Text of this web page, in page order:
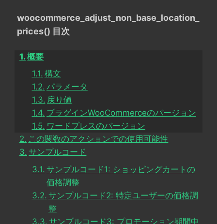
woocommerce_adjust_non_base_location_
prices() 目次
概要
構文
パラメータ
戻り値
プラグインWooCommerceのバージョン
ワードプレスのバージョン
この関数のアクションでの使用可能性
サンプルコード
サンプルコード1: ショッピングカートの
価格調整
サンプルコード2: 特定ユーザーの価格調
整
サンプルコード3: プロモーション期間中